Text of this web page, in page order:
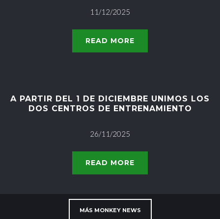
11/12/2025
READ MORE
A PARTIR DEL 1 DE DICIEMBRE UNIMOS LOS
DOS CENTROS DE ENTRENAMIENTO
26/11/2025
READ MORE
MÁS MONKEY NEWS